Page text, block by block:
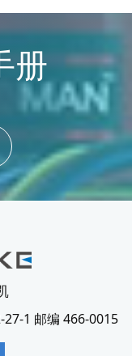
册
1 邮编 466-0015